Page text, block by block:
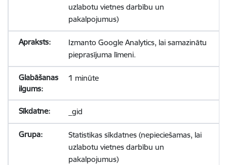
uzlabotu vietnes darbību un
pakalpojumus)
Izmanto Google Analytics, lai samazinātu
pieprasījuma līmeni.
1 minūte
_gid
Statistikas sīkdatnes (nepieciešamas, lai
uzlabotu vietnes darbību un
pakalpojumus)